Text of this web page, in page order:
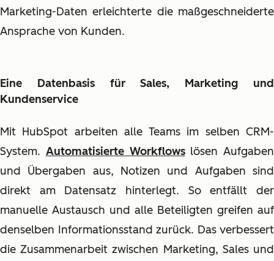
Marketing-Daten erleichterte die maßgeschneiderte
Ansprache von Kunden.
Eine Datenbasis für Sales, Marketing und
Kundenservice
Mit HubSpot arbeiten alle Teams im selben CRM-
System. Automatisierte Workflowslösen Aufgaben
und Übergaben aus, Notizen und Aufgaben sind
direkt am Datensatz hinterlegt. So entfällt der
manuelle Austausch und alle Beteiligten greifen auf
denselben Informationsstand zurück. Das verbessert
die Zusammenarbeit zwischen Marketing, Sales und